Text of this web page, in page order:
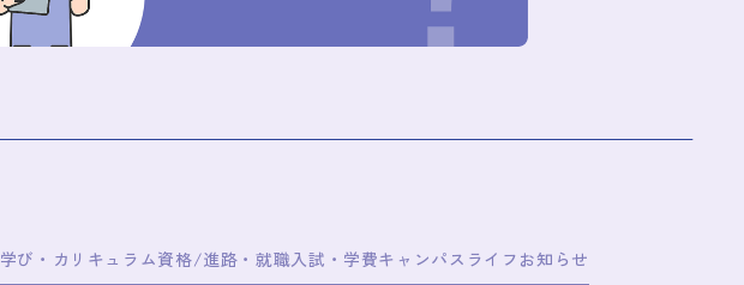
学び・カリキュラム資格/進路・就職入試・学費キャンパスライフ お知らせ